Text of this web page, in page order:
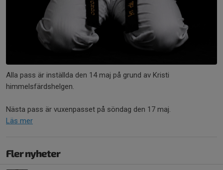
Alla pass är inställda den 14 maj på grund av Kristi
himmelsfärdshelgen.
Nästa pass är vuxenpasset på söndag den 17 maj.
Läs mer
Fler nyheter